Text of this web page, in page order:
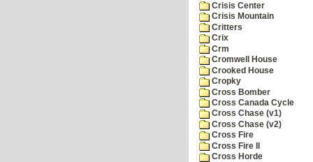
Crisis Center
Crisis Mountain
Critters
Crix
Crm
Cromwell House
Crooked House
Cropky
Cross Bomber
Cross Canada Cycle
Cross Chase (v1)
Cross Chase (v2)
Cross Fire
Cross Fire II
Cross Horde